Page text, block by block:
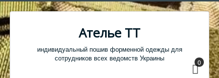
Ателье ТТ
индивидуальный пошив форменной одежды для
сотрудников всех ведомств Украины
0